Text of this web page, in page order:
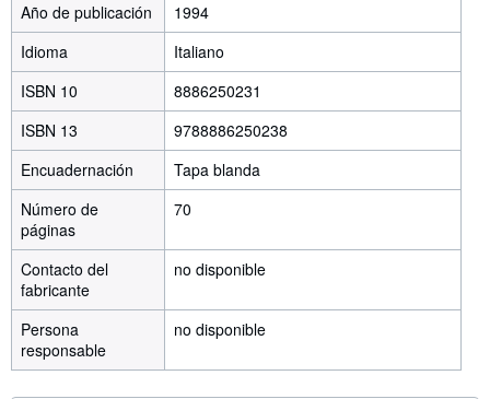
Año de publicación
1994
Idioma
Italiano
ISBN 10
8886250231
ISBN 13
9788886250238
Encuadernación
Tapa blanda
Número de
páginas
70
Contacto del
fabricante
no disponible
Persona
responsable
no disponible